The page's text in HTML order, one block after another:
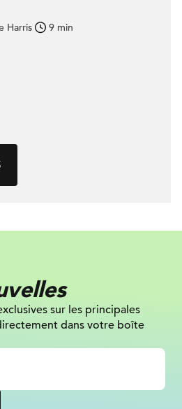
Harris 9 min
sur les principales
dans votre boîte